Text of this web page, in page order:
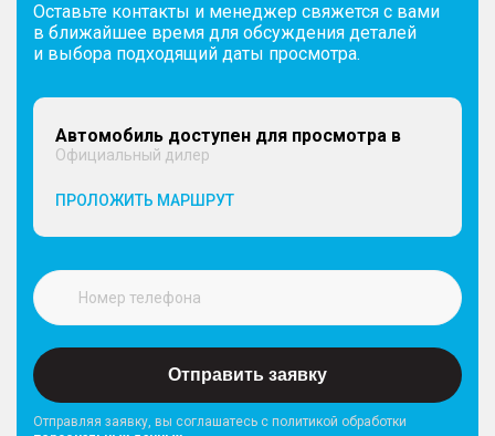
Оставьте контакты и менеджер свяжется с вами
в ближайшее время для обсуждения деталей
и выбора подходящий даты просмотра.
Автомобиль доступен для просмотра в
Официальный дилер
ПРОЛОЖИТЬ МАРШРУТ
Отправить заявку
Отправляя заявку, вы соглашатесь с политикой обработки